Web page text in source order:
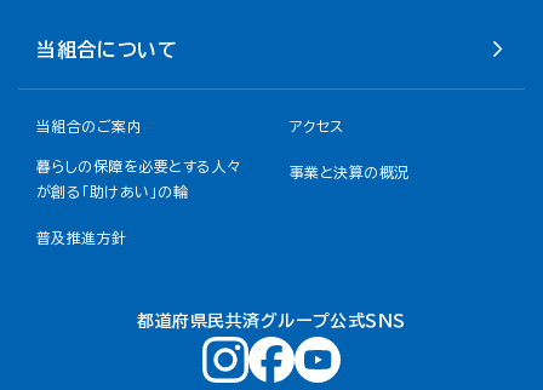
当組合について
当組合のご案内 アクセス
暮らしの保障を必要とする人々
が創る「助けあい」の輪
事業と決算の概況
普及推進方針
都道府県民共済グループ公式ＳＮＳ